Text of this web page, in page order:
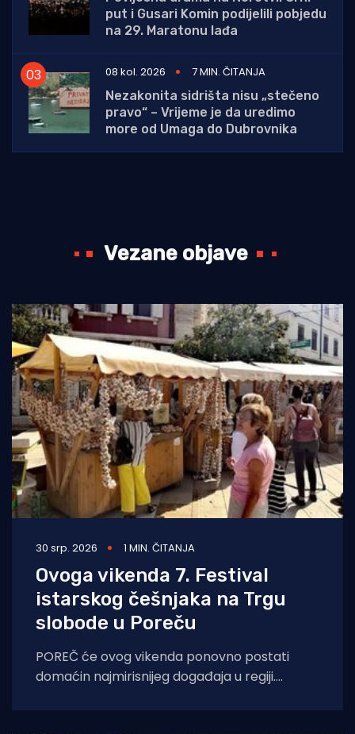
put i Gusari Komin podijelili pobjedu
na 29. Maratonu lađa
08 kol. 2026
7 MIN. ČITANJA
Nezakonita sidrišta nisu „stečeno
pravo“ – Vrijeme je da uredimo
more od Umaga do Dubrovnika
Vezane objave
30 srp. 2026 1 MIN. ČITANJA
Ovoga vikenda 7. Festival
istarskog češnjaka na Trgu
slobode u Poreču
POREČ će ovog vikenda ponovno postati
domaćin najmirisnijeg događaja u regiji.